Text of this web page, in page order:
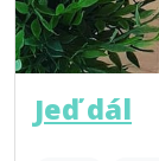
Jeď dál